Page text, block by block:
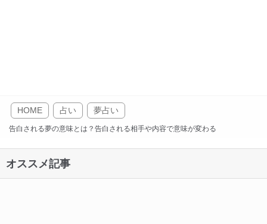
HOME 占い 夢占い
告白される夢の意味とは？告白される相手や内容で意味が変わる
オススメ記事